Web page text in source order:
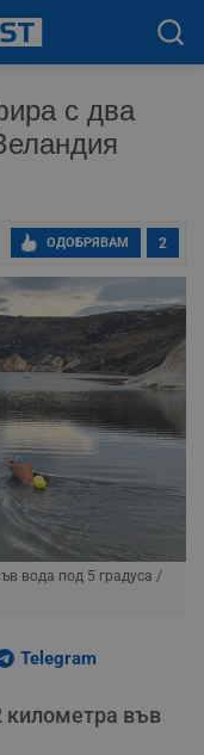
с два
2
ОДОБРЯВАМ
вода под 5 градуса /
Telegram
километра във